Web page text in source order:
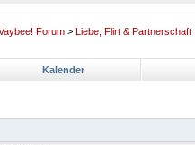
Forum > Liebe, Flirt & Partnerschaft
Kalender